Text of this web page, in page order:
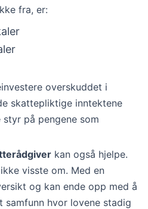
fra, er:
overskuddet i
skattepliktige inntektene
på pengene som
kan også hjelpe.
visste om. Med en
og kan ende opp med å
samfunn hvor lovene stadig